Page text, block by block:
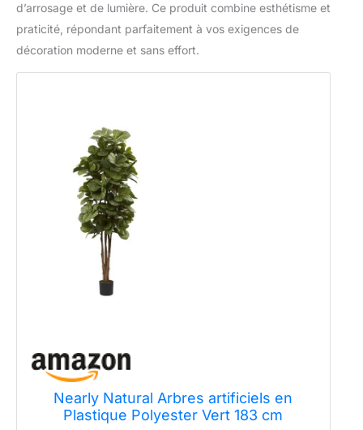
d’arrosage et de lumière. Ce produit combine esthétisme et
praticité, répondant parfaitement à vos exigences de
décoration moderne et sans effort.
Nearly Natural Arbres artificiels en
Plastique Polyester Vert 183 cm